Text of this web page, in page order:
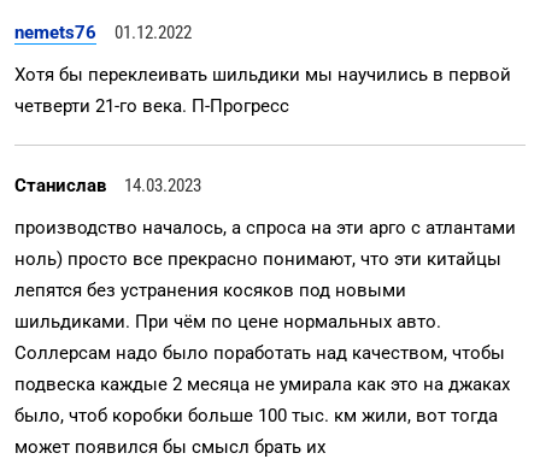
nemets76
01.12.2022
Хотя бы переклеивать шильдики мы научились в первой
четверти 21-го века. П-Прогресс
Станислав
14.03.2023
производство началось, а спроса на эти арго с атлантами
ноль) просто все прекрасно понимают, что эти китайцы
лепятся без устранения косяков под новыми
шильдиками. При чём по цене нормальных авто.
Соллерсам надо было поработать над качеством, чтобы
подвеска каждые 2 месяца не умирала как это на джаках
было, чтоб коробки больше 100 тыс. км жили, вот тогда
может появился бы смысл брать их